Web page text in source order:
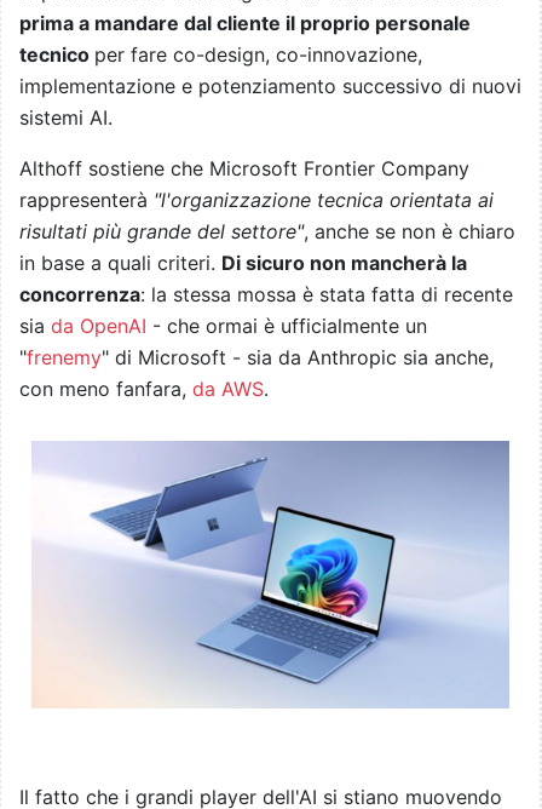
prima a mandare dal cliente il proprio personale
tecnico per fare co-design, co-innovazione,
implementazione e potenziamento successivo di nuovi
sistemi AI.
Althoff sostiene che Microsoft Frontier Company
rappresenterà "l'organizzazione tecnica orientata ai
risultati più grande del settore", anche se non è chiaro
in base a quali criteri. Di sicuro non mancherà la
concorrenza: la stessa mossa è stata fatta di recente
sia da OpenAI - che ormai è ufficialmente un
"frenemy" di Microsoft - sia da Anthropic sia anche,
con meno fanfara, da AWS.
Il fatto che i grandi player dell'AI si stiano muovendo